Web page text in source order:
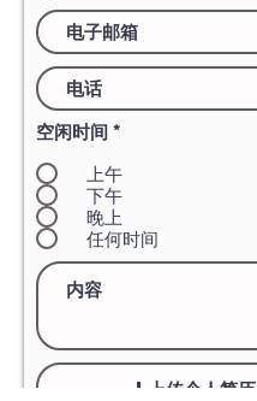
空闲时间 *
上午
下午
晚上
任何时间
上传个人简历